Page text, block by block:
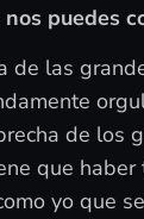
puedes
de las
de los
que haber
yo que